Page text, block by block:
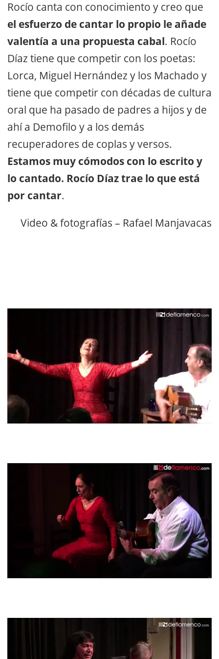
Rocío canta con conocimiento y creo que
el esfuerzo de cantar lo propio le añade
valentía a una propuesta cabal. Rocío
Díaz tiene que competir con los poetas:
Lorca, Miguel Hernández y los Machado y
tiene que competir con décadas de cultura
oral que ha pasado de padres a hijos y de
ahí a Demofilo y a los demás
recuperadores de coplas y versos.
Estamos muy cómodos con lo escrito y
lo cantado. Rocío Díaz trae lo que está
por cantar.
Video & fotografías – Rafael Manjavacas